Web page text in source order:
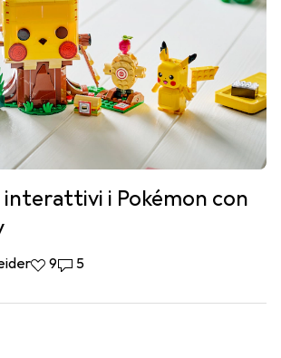
interattivi i Pokémon con
9 like
95 commenti
5